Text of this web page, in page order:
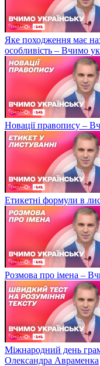
Яке походження має
особливість – Вчимо
Новації правопису –
Етикетні формули в
Розмова про імена –
Міжнародний день
Олександра Авраменка